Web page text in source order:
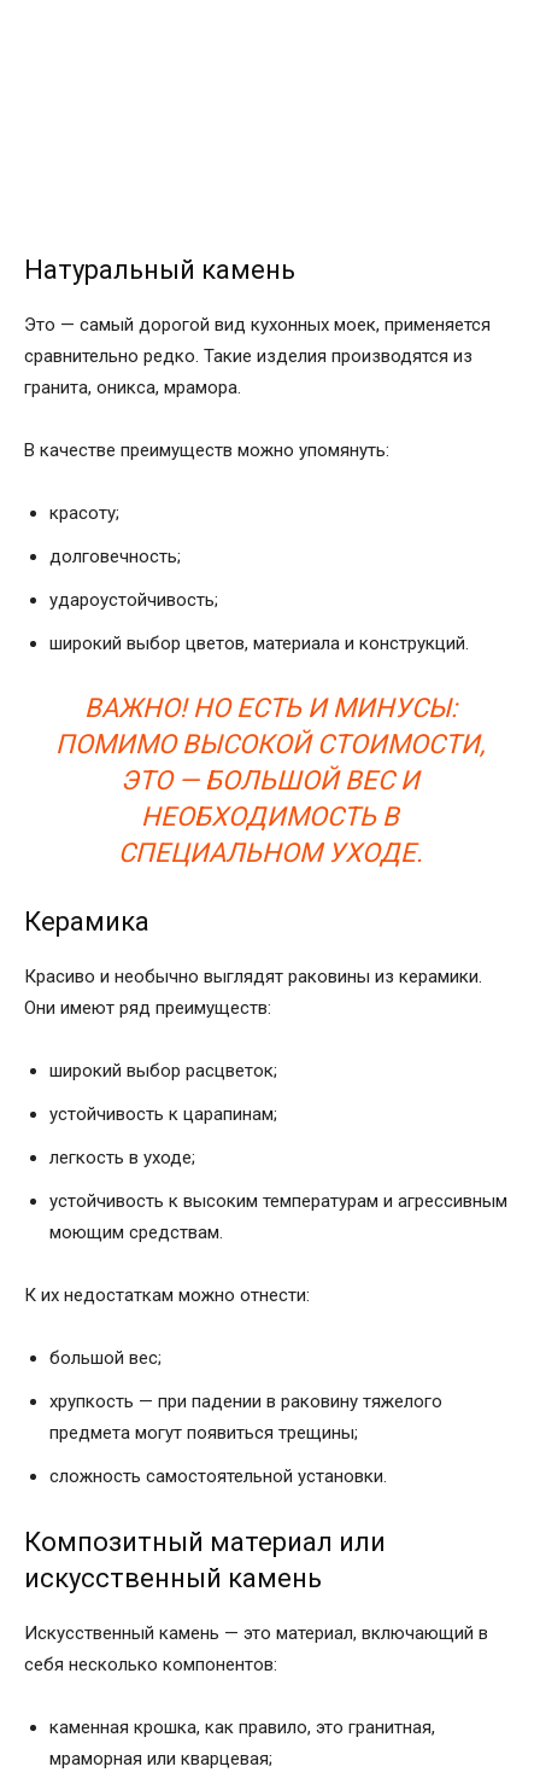
Натуральный камень
Это — самый дорогой вид кухонных моек, применяется
сравнительно редко. Такие изделия производятся из
гранита, оникса, мрамора.
В качестве преимуществ можно упомянуть:
красоту;
долговечность;
удароустойчивость;
широкий выбор цветов, материала и конструкций.
ВАЖНО! НО ЕСТЬ И МИНУСЫ:
ПОМИМО ВЫСОКОЙ СТОИМОСТИ,
ЭТО — БОЛЬШОЙ ВЕС И
НЕОБХОДИМОСТЬ В
СПЕЦИАЛЬНОМ УХОДЕ.
Керамика
Красиво и необычно выглядят раковины из керамики.
Они имеют ряд преимуществ:
широкий выбор расцветок;
устойчивость к царапинам;
легкость в уходе;
устойчивость к высоким температурам и агрессивным
моющим средствам.
К их недостаткам можно отнести:
большой вес;
хрупкость — при падении в раковину тяжелого
предмета могут появиться трещины;
сложность самостоятельной установки.
Композитный материал или
искусственный камень
Искусственный камень — это материал, включающий в
себя несколько компонентов:
каменная крошка, как правило, это гранитная,
мраморная или кварцевая;